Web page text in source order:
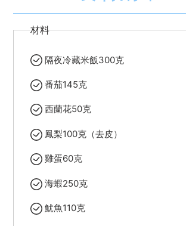
材料
隔夜冷藏米飯300克
番茄145克
西蘭花50克
鳳梨100克（去皮）
雞蛋60克
海蝦250克
魷魚110克